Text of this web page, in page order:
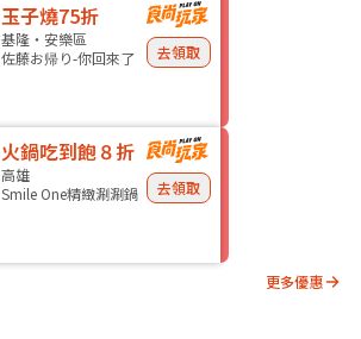
玉子燒75折
基隆・安樂區
佐藤お帰り-你回來了
去領取
火鍋吃到飽８折
高雄
Smile One精緻涮涮鍋
去領取
更多優惠